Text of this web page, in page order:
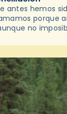
antes hemos
porque
no
y exterior) de